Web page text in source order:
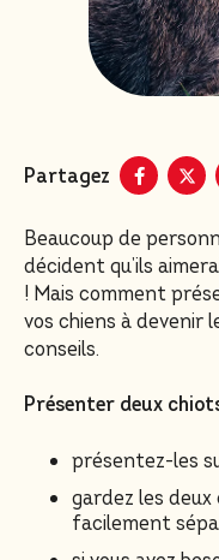
Partagez
Beaucoup de
décident qu’ils
! Mais comment
vos chiens à devenir
conseils.
Présenter deux
présentez-les
gardez les deux
facilement